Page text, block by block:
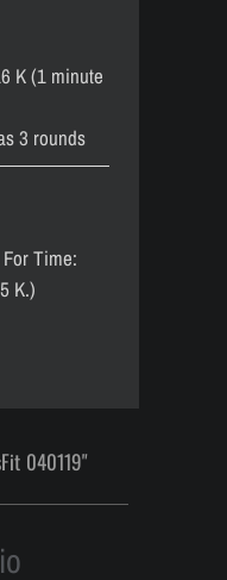
K (1 minute
3 rounds
Time:
K.)
040119"